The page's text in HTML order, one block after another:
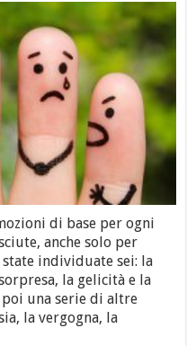
di base per ogni
anche solo per
state individuate sei: la
la gelicità e la
poi una serie di altre
la vergogna, la